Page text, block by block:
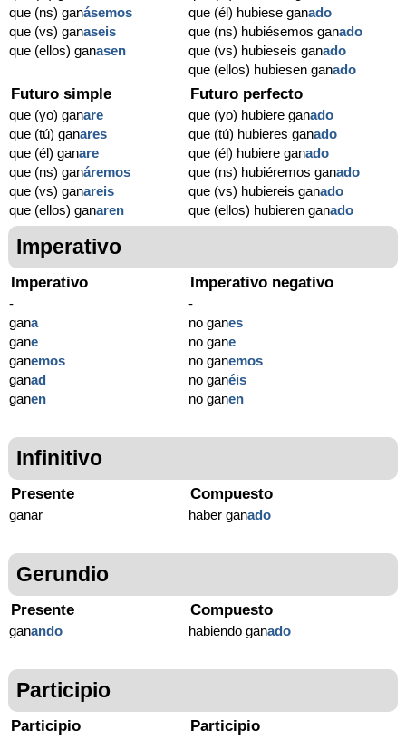
que (ns) ganásemos
que (vs) ganaseis
que (ellos) ganasen
que (él) hubiese ganado
que (ns) hubiésemos ganado
que (vs) hubieseis ganado
que (ellos) hubiesen ganado
Futuro simple
que (yo) ganare
que (tú) ganares
que (él) ganare
que (ns) ganáremos
que (vs) ganareis
que (ellos) ganaren
Futuro perfecto
que (yo) hubiere ganado
que (tú) hubieres ganado
que (él) hubiere ganado
que (ns) hubiéremos ganado
que (vs) hubiereis ganado
que (ellos) hubieren ganado
Imperativo
Imperativo
-
gana
gane
ganemos
ganad
ganen
Imperativo negativo
-
no ganes
no gane
no ganemos
no ganéis
no ganen
Infinitivo
Presente
ganar
Compuesto
haber ganado
Gerundio
Presente
ganando
Compuesto
habiendo ganado
Participio
Participio Participio